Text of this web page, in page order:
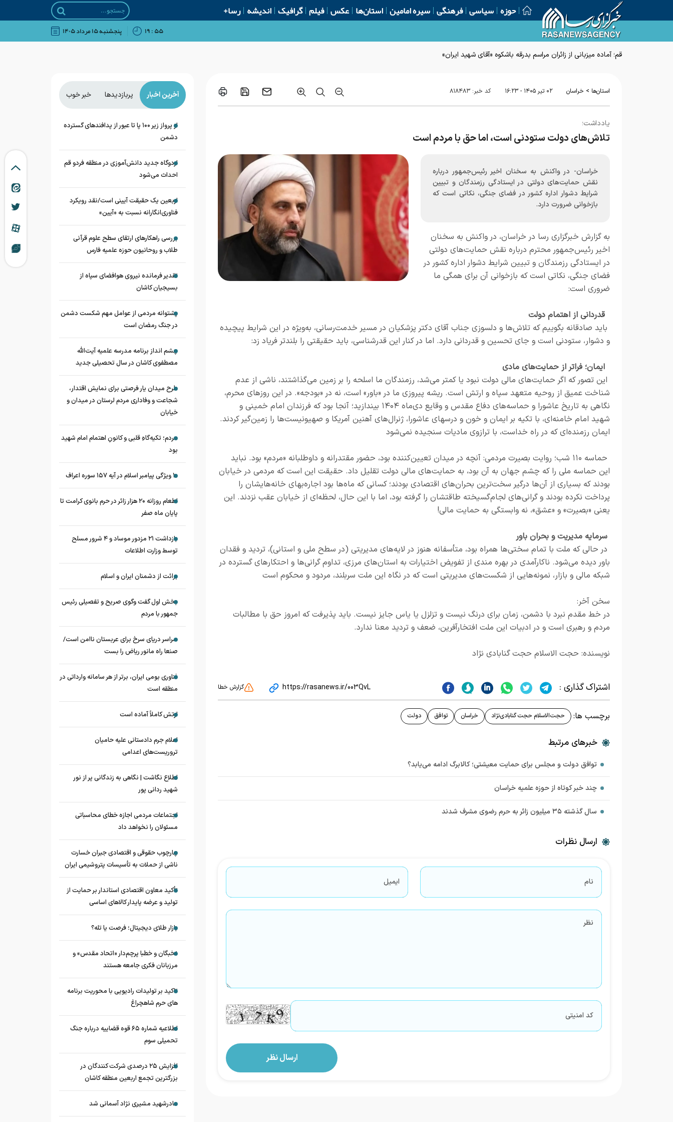
حوزه سیاسی فرهنگی سیره امامین استان‌ها عکس فیلم گرافیک اندیشه رسا+
۵۵ : ۱۹ پنجشنبه ۱۵ مرداد ۱۴۰۵
قم؛ آماده میزبانی از زائران مراسم بدرقه باشکوه «آقای شهید ایران»
استان‌ها > خراسان ۰۲ تير ۱۴۰۵ - ۱۶:۲۳ کد خبر: ۸۱۸۴۸۳
یادداشت؛
تلاش‌های دولت ستودنی است، اما حق با مردم است
خراسان- در واکنش به سخنان اخیر رئیس‌جمهور درباره
نقش حمایت‌های دولتی در ایستادگی رزمندگان و تبیین
شرایط دشوار اداره کشور در فضای جنگی، نکاتی است که
بازخوانی ضرورت دارد.
به گزارش خبرگزاری رسا در خراسان، در واکنش به سخنان
اخیر رئیس‌جمهور محترم درباره نقش حمایت‌های دولتی
در ایستادگی رزمندگان و تبیین شرایط دشوار اداره کشور در
فضای جنگی، نکاتی است که بازخوانی آن برای همگی ما
ضروری است:
قدردانی از اهتمام دولت
باید صادقانه بگوییم که تلاش‌ها و دلسوزی جناب آقای دکتر پزشکیان در مسیر خدمت‌رسانی، به‌ویژه در این شرایط پیچیده
و دشوار، ستودنی است و جای تحسین و قدردانی دارد. اما در کنار این قدرشناسی، باید حقیقتی را بلندتر فریاد زد:
ایمان؛ فراتر از حمایت‌های مادی
این تصور که اگر حمایت‌های مالی دولت نبود یا کمتر می‌شد، رزمندگان ما اسلحه را بر زمین می‌گذاشتند، ناشی از عدم
شناخت عمیق از روحیه متعهد سپاه و ارتش است. ریشه پیروزی ما در «باور» است، نه در «بودجه». در این روزهای محرم،
نگاهی به تاریخ عاشورا و حماسه‌های دفاع مقدس و وقایع دی‌ماه ۱۴۰۴ بیندازید؛ آنجا بود که فرزندان امام خمینی و
شهید امام خامنه‌ای، با تکیه بر ایمان و خون و درسهای عاشورا، ژنرال‌های آهنین آمریکا و صهیونیست‌ها را زمین‌گیر کردند.
ایمان رزمنده‌ای که در راه خداست، با ترازوی مادیات سنجیده نمی‌شود
حماسه ۱۱۰ شب؛ روایت بصیرت مردمی: آنچه در میدان تعیین‌کننده بود، حضور مقتدرانه و داوطلبانه «مردم» بود. نباید
این حماسه ملی را که چشم جهان به آن بود، به حمایت‌های مالی دولت تقلیل داد. حقیقت این است که مردمی در خیابان
بودند که بسیاری از آن‌ها درگیر سخت‌ترین بحران‌های اقتصادی بودند؛ کسانی که ماه‌ها بود اجاره‌بهای خانه‌هایشان را
پرداخت نکرده بودند و گرانی‌های لجام‌گسیخته طاقتشان را گرفته بود، اما با این حال، لحظه‌ای از خیابان عقب نزدند. این
یعنی «بصیرت» و «عشق»، نه وابستگی به حمایت مالی!
سرمایه مدیریت و بحران باور
در حالی که ملت با تمام سختی‌ها همراه بود، متأسفانه هنوز در لایه‌های مدیریتی (در سطح ملی و استانی)، تردید و فقدان
باور دیده می‌شود. ناکارآمدی در بهره مندی از تفویض اختیارات به استان‌های مرزی، تداوم گرانی‌ها و احتکارهای گسترده در
شبکه مالی و بازار، نمونه‌هایی از شکست‌های مدیریتی است که در نگاه این ملت سربلند، مردود و محکوم است
سخن آخر:
در خط مقدم نبرد با دشمن، زمان برای درنگ نیست و تزلزل یا یاس جایز نیست. باید پذیرفت که امروز حق با مطالبات
مردم و رهبری است و در ادبیات این ملت افتخارآفرین، ضعف و تردید معنا ندارد.
نویسنده: حجت الاسلام حجت گنابادی نژاد
اشتراک گذاری : https://rasanews.ir/003QvL گزارش خطا
برچسب ها: حجت‌الاسلام حجت گنابادی‌نژاد خراسان توافق دولت
خبرهای مرتبط
توافق دولت و مجلس برای حمایت معیشتی؛ کالابرگ ادامه می‌یابد؟
چند خبر کوتاه از حوزه علمیه خراسان
سال گذشته ۳۵ میلیون زائر به حرم رضوی مشرف شدند
ارسال نظرات
آخرین اخبار پربازدیدها خبر خوب
از پرواز زیر ۱۰۰ پا تا عبور از پدافند‌های گسترده
دشمن
اردوگاه جدید دانش‌آموزی در منطقه فردو قم
احداث می‌شود
اربعین یک حقیقت آیینی است/نقد رویکرد
فناوری‌انگارانه نسبت به «آیین»
بررسی راهکارهای ارتقای سطح علوم قرآنی
طلاب و روحانیون حوزه علمیه فارس
تقدیر فرمانده نیروی هوافضای سپاه از
بسیجیان کاشان
پشتوانه مردمی از عوامل مهم شکست دشمن
در جنگ رمضان است
چشم‌ انداز برنامه مدرسه علمیه آیت‌الله
مصطفوی کاشان در سال تحصیلی جدید
طرح میدان یار فرصتی برای نمایش اقتدار،
شجاعت و وفاداری مردم لرستان در میدان و
خیابان
مردم؛ تکیه‌گاهِ قلبی و کانونِ اهتمام امام شهید
بود
۱۰ ویژگی پیامبر اسلام در آیه ۱۵۷ سوره اعراف
اطعام روزانه ۲۰ هزار زائر در حرم بانوی کرامت تا
پایان ماه صفر
بازداشت ۲۱ مزدور موساد و ۴ شرور مسلح
توسط وزارت اطلاعات
برائت از دشمنان ایران و اسلام
بخش اول گفت وگوی صریح و تفصیلی رئیس
جمهور با مردم
سراسر دریای سرخ برای عربستان ناامن است/
صنعا راه مانور ریاض را بست
فناوری بومی ایران، برتر از هر سامانه وارداتی در
منطقه است
ارتش کاملاً آماده است
اعلام جرم دادستانی علیه حامیان
تروریست‌های اعدامی
اطلاع نگاشت | نگاهی به زندگانی پر از نور
شهید ردانی پور
اجتماعات مردمی اجازه خطای محاسباتی
مسئولان را نخواهد داد
چارچوب حقوقی و اقتصادی جبران خسارت
ناشی از حملات به تأسیسات پتروشیمی ایران
تأکید معاون اقتصادی استاندار بر حمایت از
تولید و عرضه پایدار کالاهای اساسی
بازار طلای دیجیتال؛ فرصت یا تله؟
نخبگان و خطبا پرچم‌دار «اتحاد مقدس» و
مرزبانان فکری جامعه هستند
تاکید بر تولیدات رادیویی با محوریت برنامه
های حرم شاهچراغ
اطلاعیه شماره ۶۵ قوه قضاییه درباره جنگ
تحمیلی سوم
افزایش ۲۵ درصدی شرکت کنندگان در
بزرگترین تجمع اربعین منطقه کاشان
مادرشهید مشیری نژاد آسمانی شد